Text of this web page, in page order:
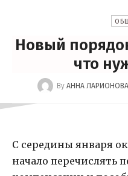
Новый
что
By АННА ЛАРИОНОВА
С середины января
начало перечислять